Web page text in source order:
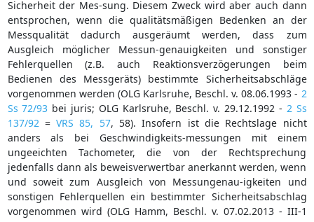
Sicherheit der Mes-sung. Diesem Zweck wird aber auch dann
entsprochen, wenn die qualitätsmäßigen Bedenken an der
Messqualität dadurch ausgeräumt werden, dass zum
Ausgleich möglicher Messun-genauigkeiten und sonstiger
Fehlerquellen (z.B. auch Reaktionsverzögerungen beim
Bedienen des Messgeräts) bestimmte Sicherheitsabschläge
vorgenommen werden (OLG Karlsruhe, Beschl. v. 08.06.1993 - 2
Ss 72/93 bei juris; OLG Karlsruhe, Beschl. v. 29.12.1992 - 2 Ss
137/92 =VRS 85, 57, 58). Insofern ist die Rechtslage nicht
anders als bei Geschwindigkeits-messungen mit einem
ungeeichten Tachometer, die von der Rechtsprechung
jedenfalls dann als beweisverwertbar anerkannt werden, wenn
und soweit zum Ausgleich von Messungenau-igkeiten und
sonstigen Fehlerquellen ein bestimmter Sicherheitsabschlag
vorgenommen wird (OLG Hamm, Beschl. v. 07.02.2013 - III-1